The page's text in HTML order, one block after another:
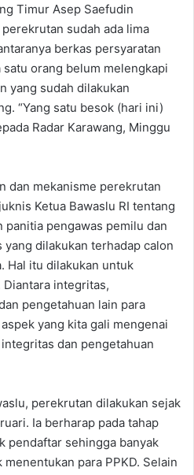
Timur Asep Saefudin
sudah ada lima
berkas persyaratan
orang belum melengkapi
yang sudah dilakukan
“Yang satu besok (hari ini)
Radar Karawang, Minggu
dan mekanisme perekrutan
Ketua Bawaslu RI tentang
panitia pengawas pemilu dan
dilakukan terhadap calon
Hal itu dilakukan untuk
integritas,
pengetahuan lain para
yang kita gali mengenai
dan pengetahuan
perekrutan dilakukan sejak
Ia berharap pada tahap
pendaftar sehingga banyak
para PPKD. Selain